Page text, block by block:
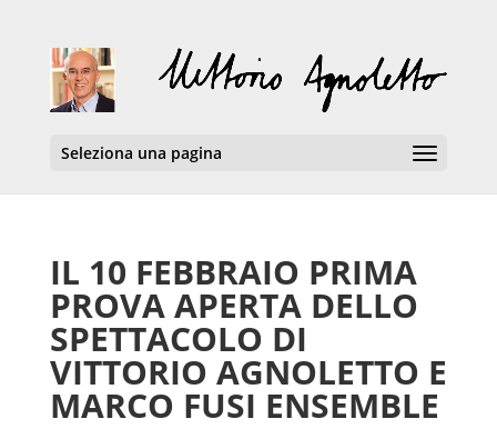
Seleziona una pagina
IL 10 FEBBRAIO PRIMA
PROVA APERTA DELLO
SPETTACOLO DI
VITTORIO AGNOLETTO E
MARCO FUSI ENSEMBLE